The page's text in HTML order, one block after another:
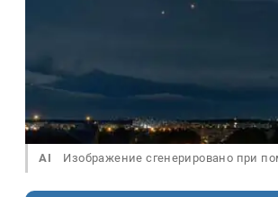
AI Изображение сгенерировано при